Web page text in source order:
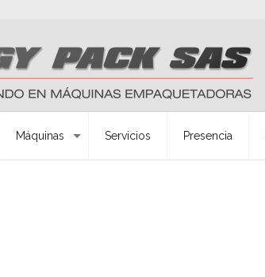
Máquinas Servicios Presencia